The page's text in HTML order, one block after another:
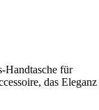
Handtasche für
das Eleganz